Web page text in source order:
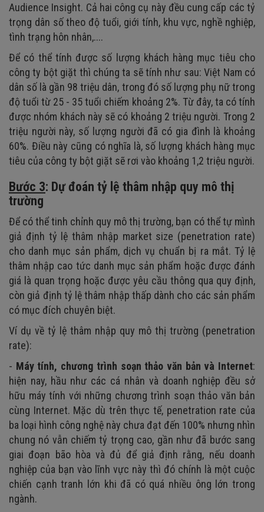
Audience Insight. Cả hai công cụ này đều cung cấp các tỷ
trọng dân số theo độ tuổi, giới tính, khu vực, nghề nghiệp,
tình trạng hôn nhân,....
Để có thể tính được số lượng khách hàng mục tiêu cho
công ty bột giặt thì chúng ta sẽ tính như sau: Việt Nam có
dân số là gần 98 triệu dân, trong đó số lượng phụ nữ trong
độ tuổi từ 25 - 35 tuổi chiếm khoảng 2%. Từ đây, ta có tính
được nhóm khách này sẽ có khoảng 2 triệu người. Trong 2
triệu người này, số lượng người đã có gia đình là khoảng
60%. Điều này cũng có nghĩa là, số lượng khách hàng mục
tiêu của công ty bột giặt sẽ rơi vào khoảng 1,2 triệu người.
Bước 3: Dự đoán tỷ lệ thâm nhập quy mô thị
trường
Để có thể tinh chỉnh quy mô thị trường, bạn có thể tự mình
giả định tỷ lệ thâm nhập market size (penetration rate)
cho danh mục sản phẩm, dịch vụ chuẩn bị ra mắt. Tỷ lệ
thâm nhập cao tức danh mục sản phẩm hoặc được đánh
giá là quan trọng hoặc được yêu cầu thông qua quy định,
còn giả định tỷ lệ thâm nhập thấp dành cho các sản phẩm
có mục đích chuyên biệt.
Ví dụ về tỷ lệ thâm nhập quy mô thị trường (penetration
rate):
- Máy tính, chương trình soạn thảo văn bản và Internet:
hiện nay, hầu như các cá nhân và doanh nghiệp đều sở
hữu máy tính với những chương trình soạn thảo văn bản
cùng Internet. Mặc dù trên thực tế, penetration rate của
ba loại hình công nghệ này chưa đạt đến 100% nhưng nhìn
chung nó vẫn chiếm tỷ trọng cao, gần như đã bước sang
giai đoạn bão hòa và đủ để giả định rằng, nếu doanh
nghiệp của bạn vào lĩnh vực này thì đó chính là một cuộc
chiến cạnh tranh lớn khi đã có quá nhiều ông lớn trong
ngành.